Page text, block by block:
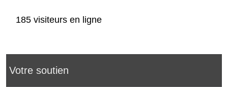
185 visiteurs en ligne
Votre soutien